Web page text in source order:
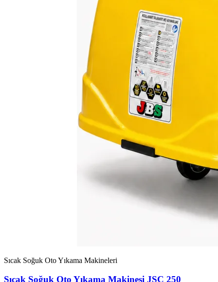
Sıcak Soğuk Oto Yıkama Makineleri
Sıcak Soğuk Oto Yıkama Makinesi JSC 250